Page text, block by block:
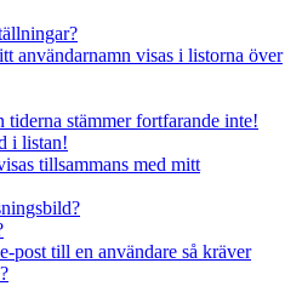
användarnamn visas i listorna över
tiderna stämmer fortfarande inte!
i listan!
tillsammans med mitt
post till en användare så kräver